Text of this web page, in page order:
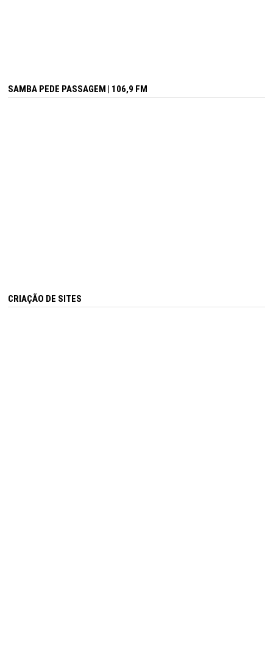
SAMBA PEDE PASSAGEM | 106,9 FM
CRIAÇÃO DE SITES